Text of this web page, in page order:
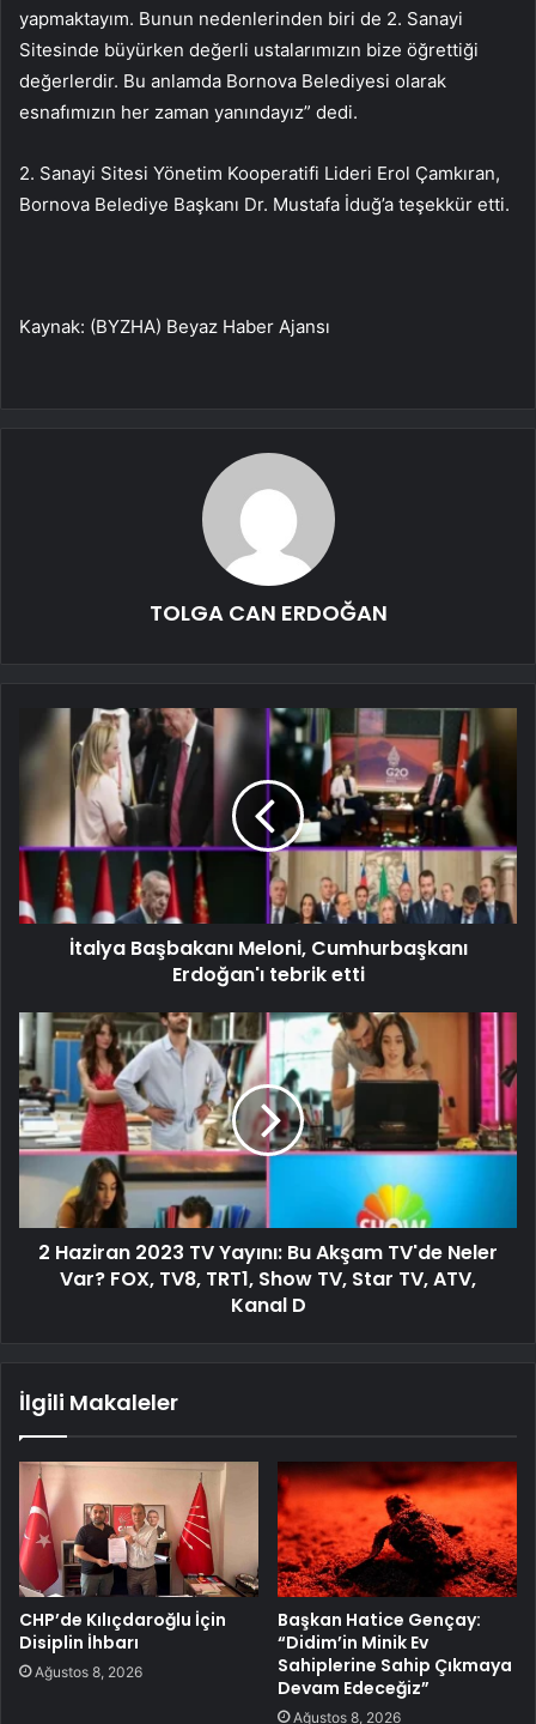
yapmaktayım. Bunun nedenlerinden biri de 2. Sanayi
Sitesinde büyürken değerli ustalarımızın bize öğrettiği
değerlerdir. Bu anlamda Bornova Belediyesi olarak
esnafımızın her zaman yanındayız” dedi.
2. Sanayi Sitesi Yönetim Kooperatifi Lideri Erol Çamkıran,
Bornova Belediye Başkanı Dr. Mustafa İduğ’a teşekkür etti.
Kaynak: (BYZHA) Beyaz Haber Ajansı
TOLGA CAN ERDOĞAN
İtalya Başbakanı Meloni, Cumhurbaşkanı
Erdoğan'ı tebrik etti
2 Haziran 2023 TV Yayını: Bu Akşam TV'de Neler
Var? FOX, TV8, TRT1, Show TV, Star TV, ATV,
Kanal D
İlgili Makaleler
CHP’de Kılıçdaroğlu İçin
Disiplin İhbarı
Ağustos 8, 2026
Başkan Hatice Gençay:
“Didim’in Minik Ev
Sahiplerine Sahip Çıkmaya
Devam Edeceğiz”
Ağustos 8, 2026